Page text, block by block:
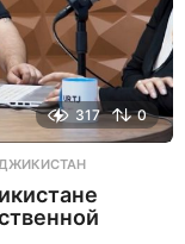
317 0